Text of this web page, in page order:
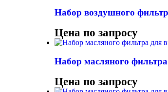
Набор воздушного
Цена по запросу
Набор масляного
Цена по запросу